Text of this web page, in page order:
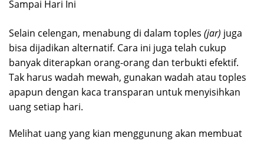
Selain celengan, menabung di dalam toples (jar) juga
bisa dijadikan alternatif. Cara ini juga telah cukup
banyak diterapkan orang-orang dan terbukti efektif.
Tak harus wadah mewah, gunakan wadah atau toples
apapun dengan kaca transparan untuk menyisihkan
uang setiap hari.
Melihat uang yang kian menggunung akan membuat